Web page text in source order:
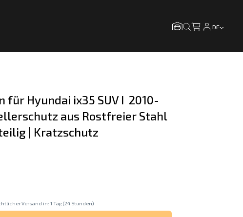
DE
Hyundai ix35 SUV I  2010-
aus Rostfreier Stahl
| Kratzschutz
Versand in: 1 Tag (24 Stunden)